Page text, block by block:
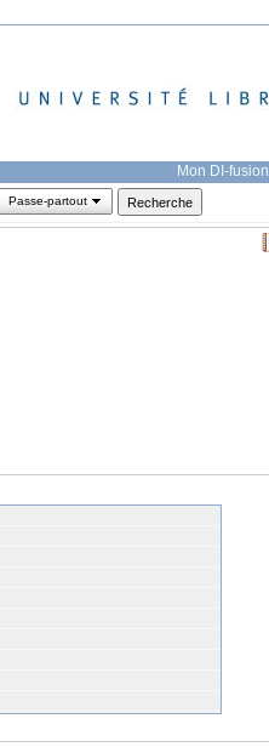
Mon DI-fusion
Passe-partout